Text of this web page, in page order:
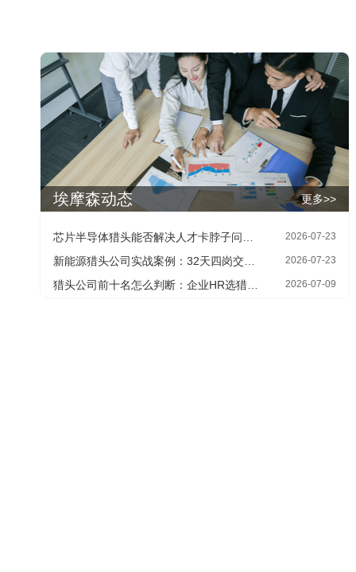
埃摩森动态 更多>>
芯片半导体猎头能否解决人才卡脖子问题：HR最关心的四个现实问题 2026-07-23
新能源猎头公司实战案例：32天四岗交付背后的寻人方法 2026-07-23
猎头公司前十名怎么判断：企业HR选猎头机构的三个核查维度 2026-07-09